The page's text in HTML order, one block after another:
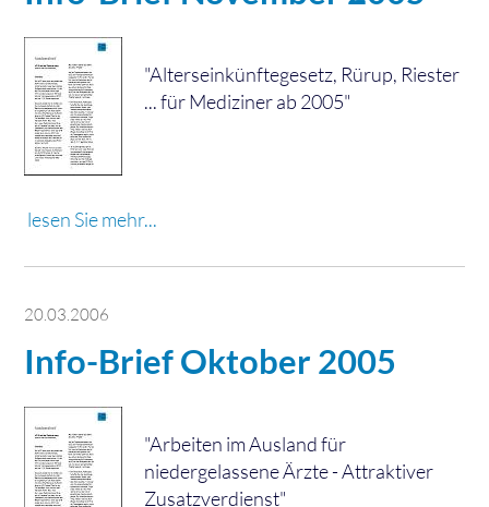
"Alterseinkünftegesetz, Rürup, Riester
... für Mediziner ab 2005"
lesen Sie mehr...
20.03.2006
Info-Brief Oktober 2005
"Arbeiten im Ausland für
niedergelassene Ärzte - Attraktiver
Zusatzverdienst"